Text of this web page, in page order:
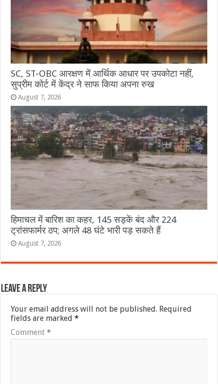
SC, ST-OBC आरक्षण में आर्थिक आधार पर उपकोटा नहीं,
सुप्रीम कोर्ट में केंद्र ने साफ किया अपना रुख
August 7, 2026
हिमाचल में बारिश का कहर, 145 सड़कें बंद और 224
ट्रांसफार्मर ठप; अगले 48 घंटे भारी पड़ सकते हैं
August 7, 2026
Leave a Reply
Your email address will not be published. Required
fields are marked*
Comment*